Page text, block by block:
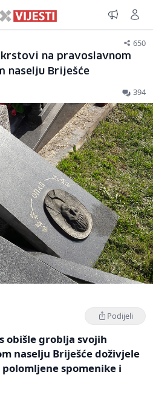
650
na pravoslavnom
naselju Briješće
394
Podijeli
obišle groblja svojih
naselju Briješće doživjele
spomenike i